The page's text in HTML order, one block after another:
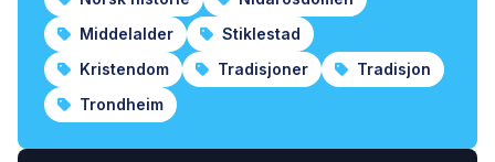
Middelalder
Stiklestad
Kristendom
Tradisjoner
Tradisjon
Trondheim